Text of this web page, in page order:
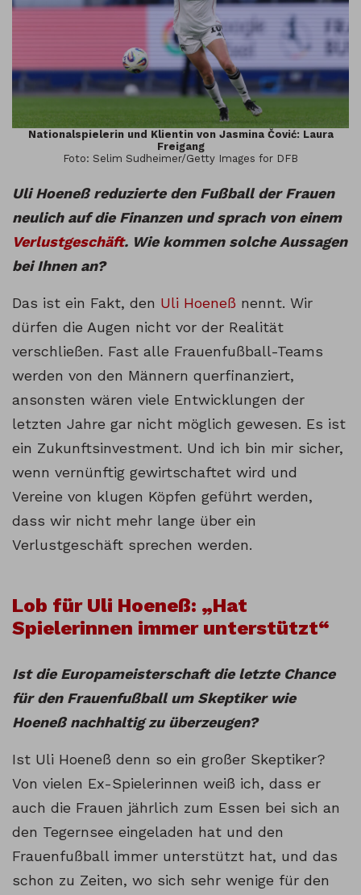
Nationalspielerin und Klientin von Jasmina Čović: Laura
Freigang
Foto: Selim Sudheimer/Getty Images for DFB
Uli Hoeneß reduzierte den Fußball der Frauen
neulich auf die Finanzen und sprach von einem
Verlustgeschäft. Wie kommen solche Aussagen
bei Ihnen an?
Das ist ein Fakt, den Uli Hoeneß nennt. Wir
dürfen die Augen nicht vor der Realität
verschließen. Fast alle Frauenfußball-Teams
werden von den Männern querfinanziert,
ansonsten wären viele Entwicklungen der
letzten Jahre gar nicht möglich gewesen. Es ist
ein Zukunftsinvestment. Und ich bin mir sicher,
wenn vernünftig gewirtschaftet wird und
Vereine von klugen Köpfen geführt werden,
dass wir nicht mehr lange über ein
Verlustgeschäft sprechen werden.
Lob für Uli Hoeneß: „Hat
Spielerinnen immer unterstützt“
Ist die Europameisterschaft die letzte Chance
für den Frauenfußball um Skeptiker wie
Hoeneß nachhaltig zu überzeugen?
Ist Uli Hoeneß denn so ein großer Skeptiker?
Von vielen Ex-Spielerinnen weiß ich, dass er
auch die Frauen jährlich zum Essen bei sich an
den Tegernsee eingeladen hat und den
Frauenfußball immer unterstützt hat, und das
schon zu Zeiten, wo sich sehr wenige für den